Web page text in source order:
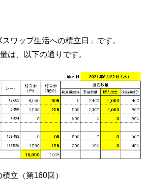
ワップ生活への積立日」です。
は、以下の通りです。
立（第160回）